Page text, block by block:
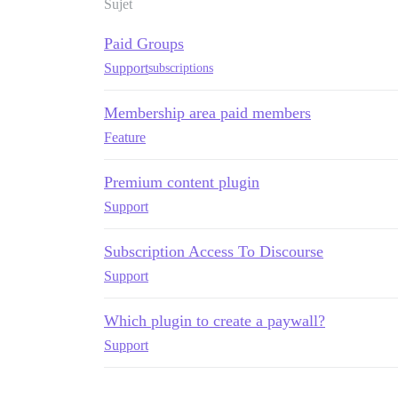
Sujet
Paid Groups
Supportsubscriptions
Membership area paid members
Feature
Premium content plugin
Support
Subscription Access To Discourse
Support
Which plugin to create a paywall?
Support